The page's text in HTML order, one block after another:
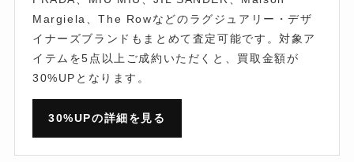
Margiela、The Rowなどのラグジュアリー・デザ
イナーズブランドもまとめて査定可能です。対象ア
イテムを5点以上ご成約いただくと、買取金額が
30%UPとなります。
30%UPの詳細を見る